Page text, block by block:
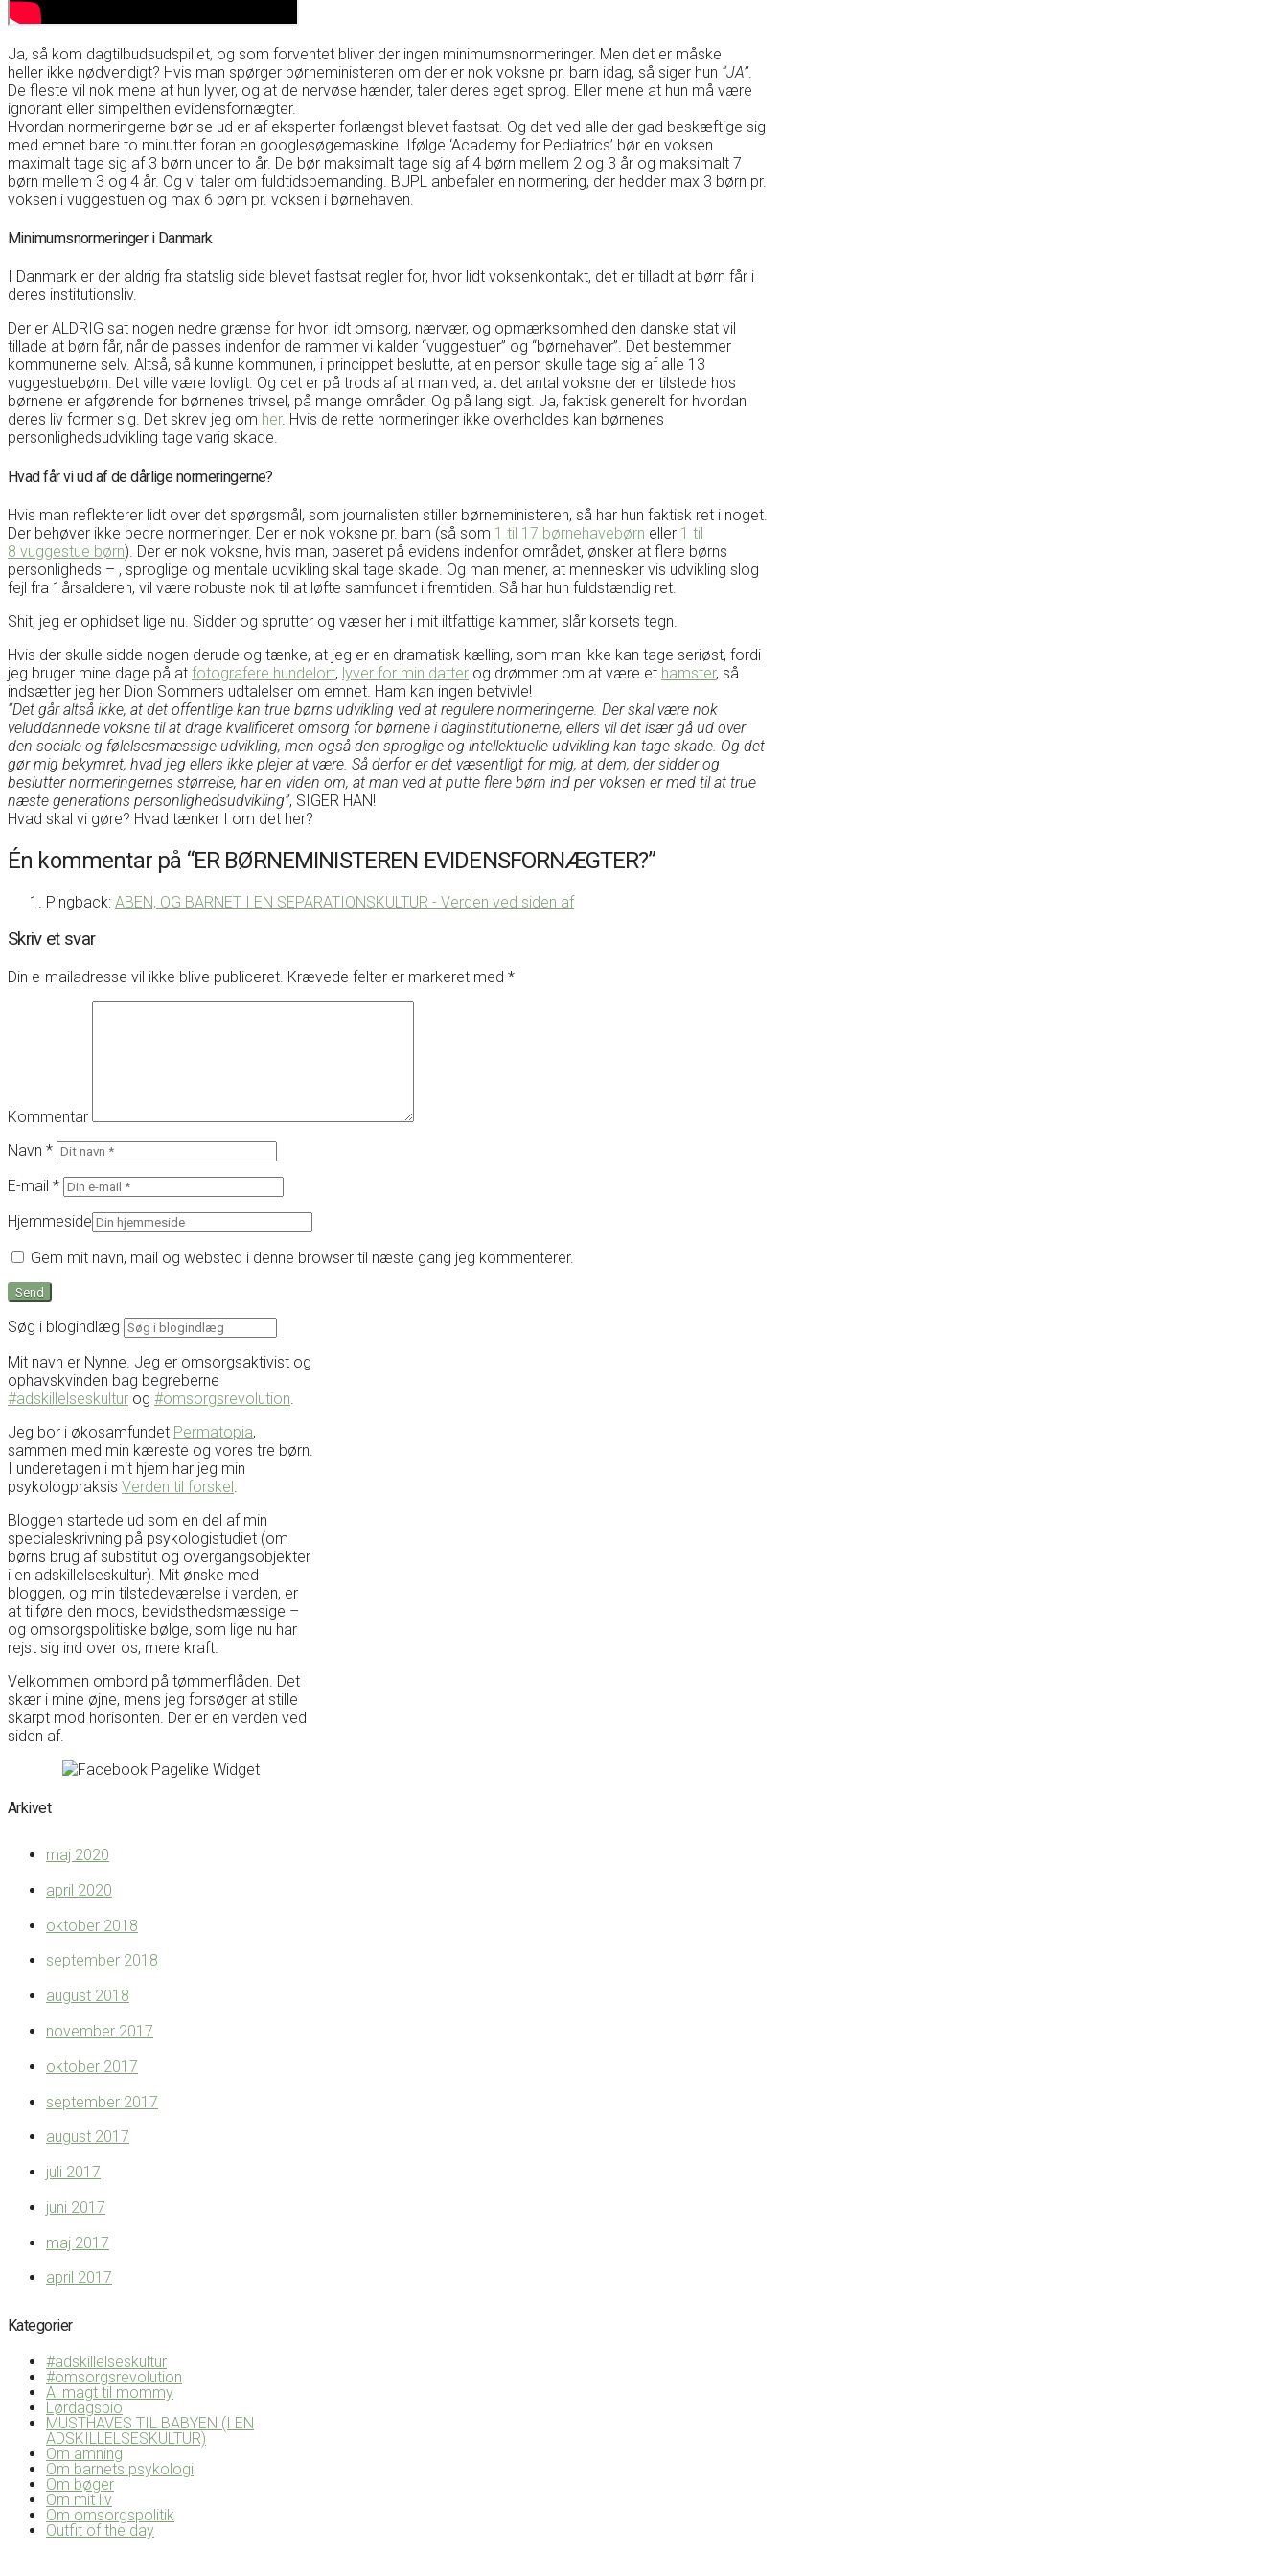
Ja, så kom dagtilbudsudspillet, og som forventet bliver der ingen minimumsnormeringer. Men det er måske
heller ikke nødvendigt? Hvis man spørger børneministeren om der er nok voksne pr. barn idag, så siger hun “JA”.
De fleste vil nok mene at hun lyver, og at de nervøse hænder, taler deres eget sprog. Eller mene at hun må være
ignorant eller simpelthen evidensfornægter.
Hvordan normeringerne bør se ud er af eksperter forlængst blevet fastsat. Og det ved alle der gad beskæftige sig
med emnet bare to minutter foran en googlesøgemaskine. Ifølge ‘Academy for Pediatrics’ bør en voksen
maximalt tage sig af 3 børn under to år. De bør maksimalt tage sig af 4 børn mellem 2 og 3 år og maksimalt 7
børn mellem 3 og 4 år. Og vi taler om fuldtidsbemanding. BUPL anbefaler en normering, der hedder max 3 børn pr.
voksen i vuggestuen og max 6 børn pr. voksen i børnehaven.
Minimumsnormeringer i Danmark
I Danmark er der aldrig fra statslig side blevet fastsat regler for, hvor lidt voksenkontakt, det er tilladt at børn får i
deres institutionsliv.
Der er ALDRIG sat nogen nedre grænse for hvor lidt omsorg, nærvær, og opmærksomhed den danske stat vil
tillade at børn får, når de passes indenfor de rammer vi kalder “vuggestuer” og “børnehaver”. Det bestemmer
kommunerne selv. Altså, så kunne kommunen, i princippet beslutte, at en person skulle tage sig af alle 13
vuggestuebørn. Det ville være lovligt. Og det er på trods af at man ved, at det antal voksne der er tilstede hos
børnene er afgørende for børnenes trivsel, på mange områder. Og på lang sigt. Ja, faktisk generelt for hvordan
deres liv former sig. Det skrev jeg om her. Hvis de rette normeringer ikke overholdes kan børnenes
personlighedsudvikling tage varig skade.
Hvad får vi ud af de dårlige normeringerne?
Hvis man reflekterer lidt over det spørgsmål, som journalisten stiller børneministeren, så har hun faktisk ret i noget.
Der behøver ikke bedre normeringer. Der er nok voksne pr. barn (så som 1 til 17 børnehavebørn eller 1 til
8 vuggestue børn). Der er nok voksne, hvis man, baseret på evidens indenfor området, ønsker at flere børns
personligheds – , sproglige og mentale udvikling skal tage skade. Og man mener, at mennesker vis udvikling slog
fejl fra 1årsalderen, vil være robuste nok til at løfte samfundet i fremtiden. Så har hun fuldstændig ret.
Shit, jeg er ophidset lige nu. Sidder og sprutter og væser her i mit iltfattige kammer, slår korsets tegn.
Hvis der skulle sidde nogen derude og tænke, at jeg er en dramatisk kælling, som man ikke kan tage seriøst, fordi
jeg bruger mine dage på at fotografere hundelort, lyver for min datter og drømmer om at være et hamster, så
indsætter jeg her Dion Sommers udtalelser om emnet. Ham kan ingen betvivle!
“Det går altså ikke, at det offentlige kan true børns udvikling ved at regulere normeringerne. Der skal være nok
veluddannede voksne til at drage kvalificeret omsorg for børnene i daginstitutionerne, ellers vil det især gå ud over
den sociale og følelsesmæssige udvikling, men også den sproglige og intellektuelle udvikling kan tage skade. Og det
gør mig bekymret, hvad jeg ellers ikke plejer at være. Så derfor er det væsentligt for mig, at dem, der sidder og
beslutter normeringernes størrelse, har en viden om, at man ved at putte flere børn ind per voksen er med til at true
næste generations personlighedsudvikling”, SIGER HAN!
Hvad skal vi gøre? Hvad tænker I om det her?
Én kommentar på “ER BØRNEMINISTEREN EVIDENSFORNÆGTER?”
Pingback: ABEN, OG BARNET I EN SEPARATIONSKULTUR - Verden ved siden af
Skriv et svar
Din e-mailadresse vil ikke blive publiceret. Krævede felter er markeret med *
Kommentar
Navn *
E-mail *
Hjemmeside
Gem mit navn, mail og websted i denne browser til næste gang jeg kommenterer.
Søg i blogindlæg
Mit navn er Nynne. Jeg er omsorgsaktivist og
ophavskvinden bag begreberne
#adskillelseskultur og #omsorgsrevolution.
Jeg bor i økosamfundet Permatopia,
sammen med min kæreste og vores tre børn.
I underetagen i mit hjem har jeg min
psykologpraksis Verden til forskel.
Bloggen startede ud som en del af min
specialeskrivning på psykologistudiet (om
børns brug af substitut og overgangsobjekter
i en adskillelseskultur). Mit ønske med
bloggen, og min tilstedeværelse i verden, er
at tilføre den mods, bevidsthedsmæssige –
og omsorgspolitiske bølge, som lige nu har
rejst sig ind over os, mere kraft.
Velkommen ombord på tømmerflåden. Det
skær i mine øjne, mens jeg forsøger at stille
skarpt mod horisonten. Der er en verden ved
siden af.
Arkivet
maj 2020
april 2020
oktober 2018
september 2018
august 2018
november 2017
oktober 2017
september 2017
august 2017
juli 2017
juni 2017
maj 2017
april 2017
Kategorier
#adskillelseskultur
#omsorgsrevolution
Al magt til mommy
Lørdagsbio
MUSTHAVES TIL BABYEN (I EN
ADSKILLELSESKULTUR)
Om amning
Om barnets psykologi
Om bøger
Om mit liv
Om omsorgspolitik
Outfit of the day